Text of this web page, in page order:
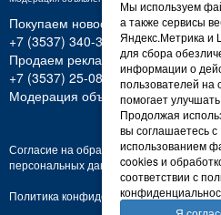
Покупаем новости:
+7 (3537) 340-300,340300@orsk.ru
Продаем рекламу:
+7 (3537) 25-08-07;
Модерация объявлений: +7
Согласие на обработку персональных
персональных данных
Политика конфиденциальности
Мы используем
а также сервисы
Яндекс.Метрика и
для сбора
информации о
пользователей на
помогает
Продолжая
вы соглашаетесь с
использованием
cookies и
соответствии с